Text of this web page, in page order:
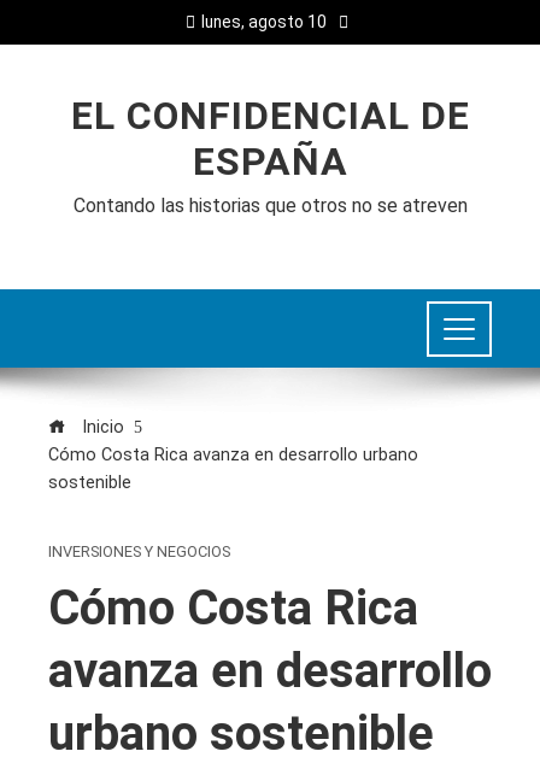
lunes, agosto 10
EL CONFIDENCIAL DE
ESPAÑA
Contando las historias que otros no se atreven
Inicio
Cómo Costa Rica avanza en desarrollo urbano
sostenible
INVERSIONES Y NEGOCIOS
Cómo Costa Rica
avanza en desarrollo
urbano sostenible